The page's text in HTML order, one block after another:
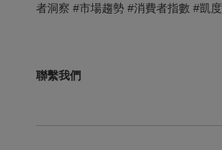
者洞察 #市場趨勢 #消費者指數 #凱度
聯繫我們